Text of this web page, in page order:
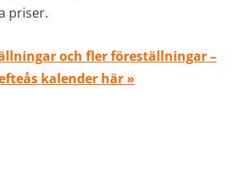
priser.
och fler föreställningar –
kalender här »